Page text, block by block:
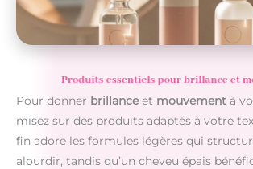
Produits essentiels pour brillance et
Pour donner brillanceet mouvement à
misez sur des produits adaptés à votre
fin adore les formules légères qui
alourdir, tandis qu’un cheveu épais